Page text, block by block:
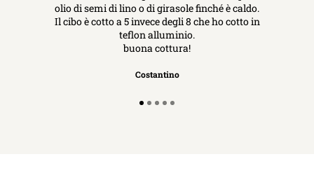
olio di semi di lino o di girasole finché è caldo.
Il cibo è cotto a 5 invece degli 8 che ho cotto in
teflon alluminio.
buona cottura!
Costantino